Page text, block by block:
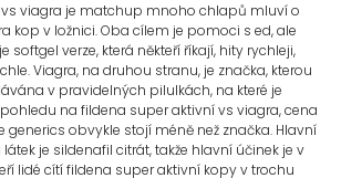
vs viagra je matchup mnoho chlapů mluví o
kop v ložnici. Oba cílem je pomoci s ed, ale
softgel verze, která někteří říkají, hity rychleji,
Viagra, na druhou stranu, je značka, kterou
v pravidelných pilulkách, na které je
na fildena super aktivní vs viagra, cena
generics obvykle stojí méně než značka. Hlavní
je sildenafil citrát, takže hlavní účinek je v
lidé cítí fildena super aktivní kopy v trochu